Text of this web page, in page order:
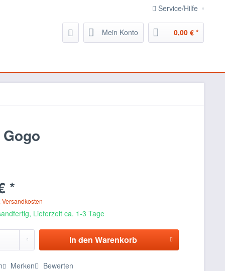
Service/Hilfe
Mein Konto 0,00 € *
*
Versandkosten
Lieferzeit ca. 1-3 Tage
In den Warenkorb
Merken Bewerten